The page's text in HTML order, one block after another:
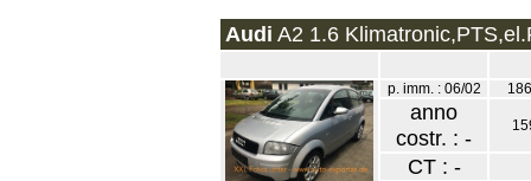
Audi A2 1.6
p. imm. : 06/02
anno
costr. : -
CT : -